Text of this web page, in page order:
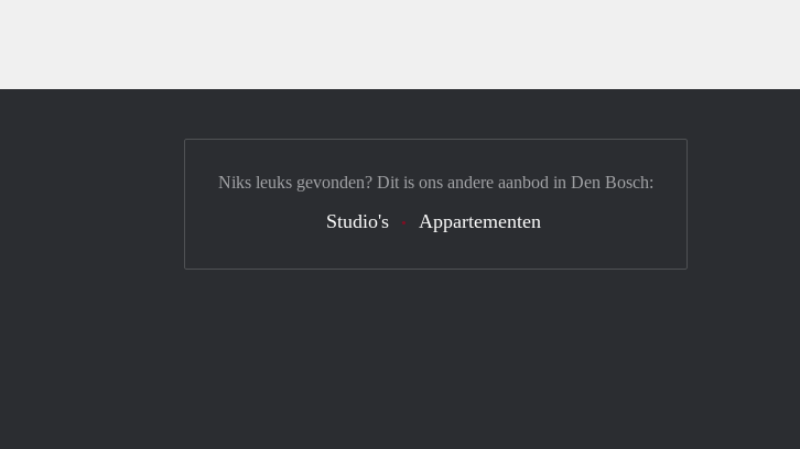
Niks leuks gevonden? Dit is ons andere aanbod in Den Bosch:
Studio's Appartementen